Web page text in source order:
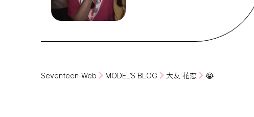
Seventeen-Web MODEL’S BLOG 大友 花恋 😭